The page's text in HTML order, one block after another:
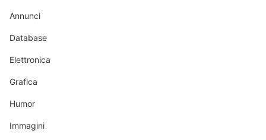
Annunci
Database
Elettronica
Grafica
Humor
Immagini